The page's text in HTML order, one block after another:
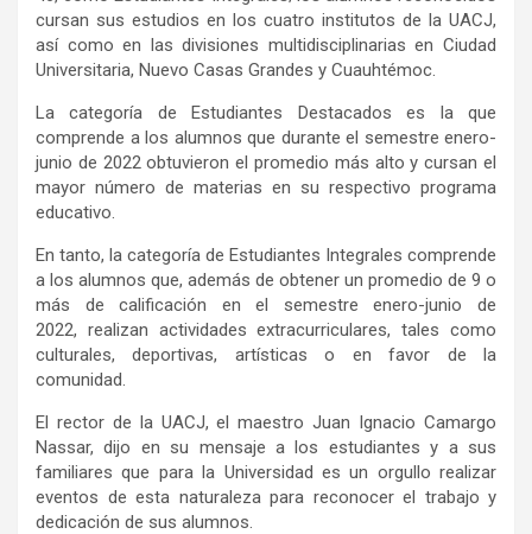
cursan sus estudios en los cuatro institutos de la UACJ,
así como en las divisiones multidisciplinarias en Ciudad
Universitaria, Nuevo Casas Grandes y Cuauhtémoc.
La categoría de Estudiantes Destacados es la que
comprende a los alumnos que durante el semestre enero-
junio de 2022 obtuvieron el promedio más alto y cursan el
mayor número de materias en su respectivo programa
educativo.
En tanto, la categoría de Estudiantes Integrales comprende
a los alumnos que, además de obtener un promedio de 9 o
más de calificación en el semestre enero-junio de
2022, realizan actividades extracurriculares, tales como
culturales, deportivas, artísticas o en favor de la
comunidad.
El rector de la UACJ, el maestro Juan Ignacio Camargo
Nassar, dijo en su mensaje a los estudiantes y a sus
familiares que para la Universidad es un orgullo realizar
eventos de esta naturaleza para reconocer el trabajo y
dedicación de sus alumnos.